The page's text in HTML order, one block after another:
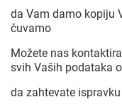
da Vam damo kopiju
čuvamo
Možete nas
svih Vaših podataka
da zahtevate